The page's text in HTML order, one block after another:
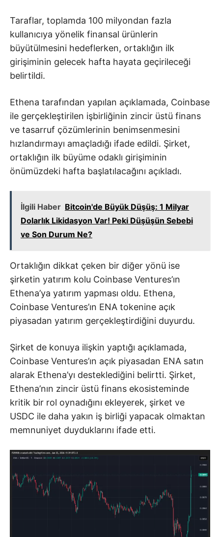
Taraflar, toplamda 100 milyondan fazla
kullanıcıya yönelik finansal ürünlerin
büyütülmesini hedeflerken, ortaklığın ilk
girişiminin gelecek hafta hayata geçirileceği
belirtildi.
Ethena tarafından yapılan açıklamada, Coinbase
ile gerçekleştirilen işbirliğinin zincir üstü finans
ve tasarruf çözümlerinin benimsenmesini
hızlandırmayı amaçladığı ifade edildi. Şirket,
ortaklığın ilk büyüme odaklı girişiminin
önümüzdeki hafta başlatılacağını açıkladı.
İlgili Haber Bitcoin'de Büyük Düşüş: 1 Milyar
Dolarlık Likidasyon Var! Peki Düşüşün Sebebi
ve Son Durum Ne?
Ortaklığın dikkat çeken bir diğer yönü ise
şirketin yatırım kolu Coinbase Ventures’ın
Ethena’ya yatırım yapması oldu. Ethena,
Coinbase Ventures’ın ENA tokenine açık
piyasadan yatırım gerçekleştirdiğini duyurdu.
Şirket de konuya ilişkin yaptığı açıklamada,
Coinbase Ventures’ın açık piyasadan ENA satın
alarak Ethena’yı desteklediğini belirtti. Şirket,
Ethena’nın zincir üstü finans ekosisteminde
kritik bir rol oynadığını ekleyerek, şirket ve
USDC ile daha yakın iş birliği yapacak olmaktan
memnuniyet duyduklarını ifade etti.